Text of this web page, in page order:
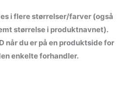
i flere størrelser/farver (også
størrelse i produktnavnet).
når du er på en produktside for
enkelte forhandler.